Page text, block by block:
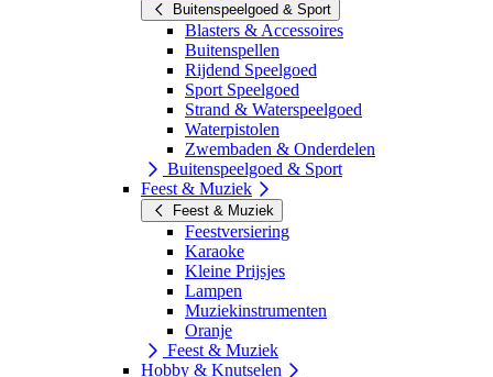
Buitenspeelgoed & Sport
Blasters & Accessoires
Buitenspellen
Rijdend Speelgoed
Sport Speelgoed
Strand & Waterspeelgoed
Waterpistolen
Zwembaden & Onderdelen
Buitenspeelgoed & Sport
Feest & Muziek
Feest & Muziek
Feestversiering
Karaoke
Kleine Prijsjes
Lampen
Muziekinstrumenten
Oranje
Feest & Muziek
Hobby & Knutselen